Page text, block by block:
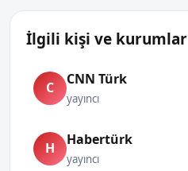
İlgili kişi ve kurumlar
C
CNN Türk
yayıncı
H
Habertürk
yayıncı